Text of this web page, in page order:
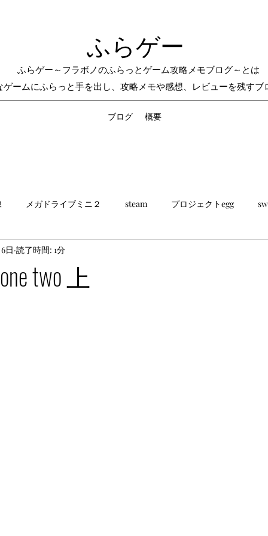
ふらゲー
ふらゲー～フラボノのふらっとゲーム攻略メモブログ～とは
ゲームにふらっと手を出し、攻略メモや感想、レビューを残すブ
ブログ 概要
メガドライブミニ２ steam プロジェクトegg
two 上
日 読了時間: 1分